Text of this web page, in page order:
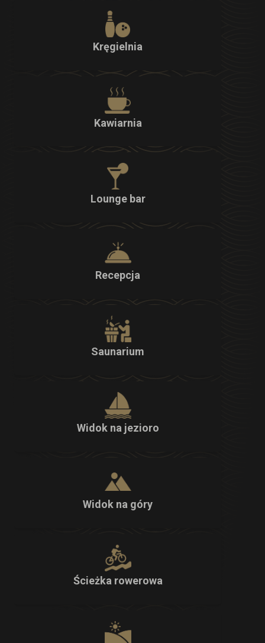
Kręgielnia
Kawiarnia
Lounge bar
Recepcja
Saunarium
Widok na jezioro
Widok na góry
Ścieżka rowerowa